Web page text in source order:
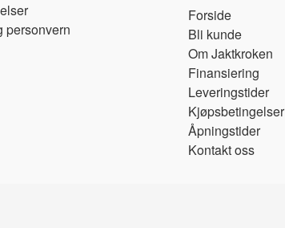
personvern
Forside
Bli kunde
Om Jaktkroken
Finansiering
Leveringstider
Kjøpsbetingelser
Åpningstider
Kontakt oss